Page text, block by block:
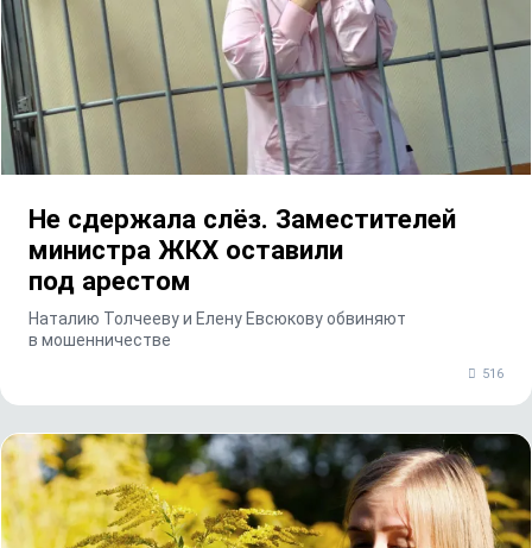
Не сдержала слёз. Заместителей
министра ЖКХ оставили
под арестом
Наталию Толчееву и Елену Евсюкову обвиняют
в мошенничестве
516